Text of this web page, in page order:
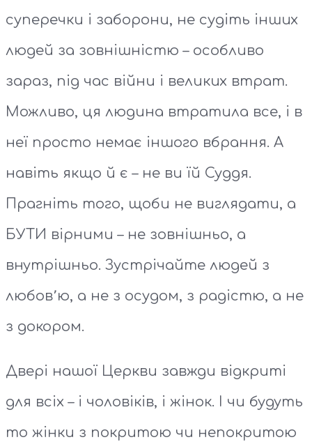
суперечки і заборони, не судіть інших
людей за зовнішністю – особливо
зараз, під час війни і великих втрат.
Можливо, ця людина втратила все, і в
неї просто немає іншого вбрання. А
навіть якщо й є – не ви їй Суддя.
Прагніть того, щоби не виглядати, а
БУТИ вірними – не зовнішньо, а
внутрішньо. Зустрічайте людей з
любов՚ю, а не з осудом, з радістю, а не
з докором.
Двері нашої Церкви завжди відкриті
для всіх – і чоловіків, і жінок. І чи будуть
то жінки з покритою чи непокритою